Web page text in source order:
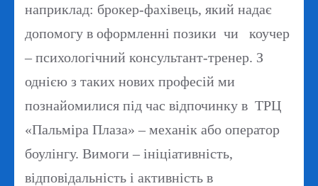
наприклад: брокер-фахівець, який надає
допомогу в оформленні позики чи коучер
– психологічний консультант-тренер. З
однією з таких нових професій ми
познайомилися під час відпочинку в ТРЦ
«Пальміра Плаза» – механік або оператор
боулінгу. Вимоги – ініціативність,
відповідальність і активність в